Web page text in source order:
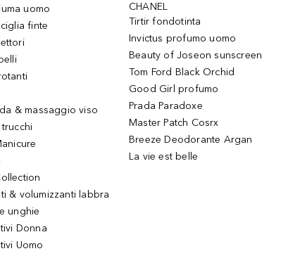
uomo
finte
& massaggio viso
& volumizzanti labbra
unghie
Donna
Uomo
CHANEL
Tirtir fondotinta
Invictus profumo uomo
Beauty of Joseon sunscreen
Tom Ford Black Orchid
Good Girl profumo
Prada Paradoxe
Master Patch Cosrx
Breeze Deodorante Argan
La vie est belle